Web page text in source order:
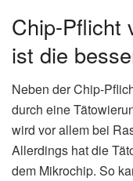
Chip-Pflicht
ist die
Neben der Chip-
durch eine
wird vor allem bei
Allerdings hat die
dem Mikrochip. So